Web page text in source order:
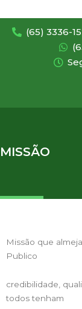
(65) 3336-
MISSÃO
Missão que
Publico
credibilidade,
todos tenham